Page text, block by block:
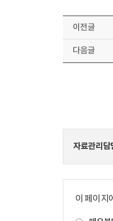
이전글
다음글
자료관리담
이 페이지